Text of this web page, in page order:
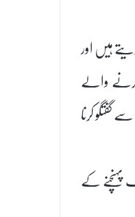
ہیں اور
کرنے والے
کرنا
کے